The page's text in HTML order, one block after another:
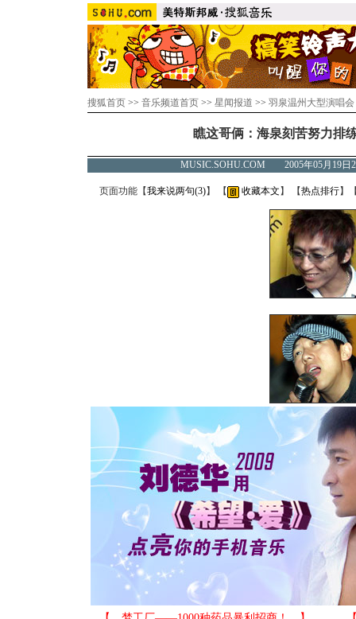
搜狐首页 >> 音乐频道首页 >> 星闻报道 >> 羽泉温州大型演唱会
瞧这哥俩：海泉刻苦努力排
MUSIC.SOHU.COM 2005年05月19
页面功能【我来说两句(3)】 【 收藏本文 】 【热点排行】